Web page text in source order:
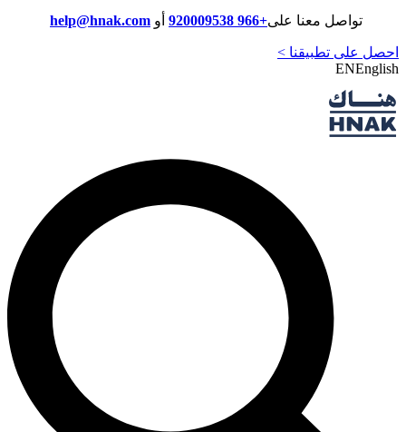
تواصل معنا على+966 920009538 أو help@hnak.com
احصل على تطبيقنا >
ENEnglish